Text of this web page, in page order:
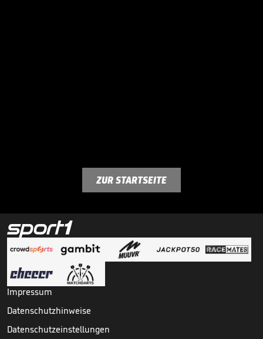
ZUR STARTSEITE
Impressum
Datenschutzhinweise
Datenschutzeinstellungen